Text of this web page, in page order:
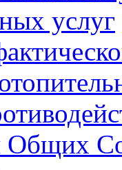
услуг
Общих